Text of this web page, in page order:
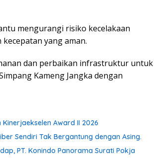
mengurangi risiko kecelakaan
yang aman.
dan perbaikan infrastruktur untuk
Kameng Jangka dengan
Award II 2026
Sendiri Tak Bergantung dengan Asing.
PT. Konindo Panorama Surati Pokja